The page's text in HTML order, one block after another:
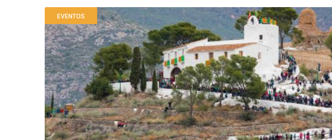
Sobrescribir
enlaces
de
ayuda
a
la
navegación
EVENTOS